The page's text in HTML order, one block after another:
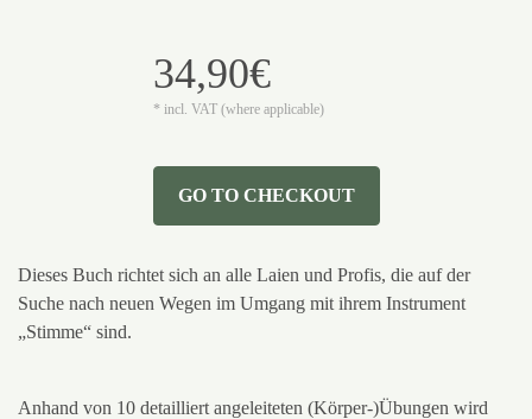
34,90€
* incl. VAT (where applicable)
GO TO CHECKOUT
Dieses Buch richtet sich an alle Laien und Profis, die auf der
Suche nach neuen Wegen im Umgang mit ihrem Instrument
„Stimme“ sind.
Anhand von 10 detailliert angeleiteten (Körper-)Übungen wird